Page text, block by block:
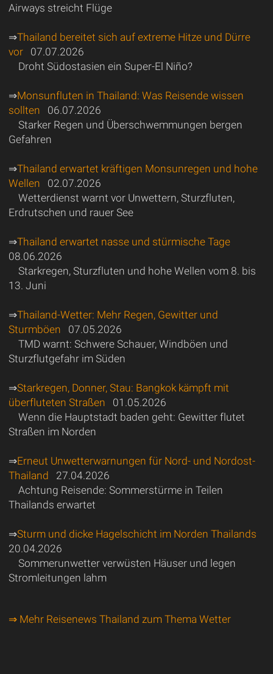
Airways streicht Flüge
⇒Thailand bereitet sich auf extreme Hitze und Dürre
vor07.07.2026
Droht Südostasien ein Super-El Niño?
⇒Monsunfluten in Thailand: Was Reisende wissen
sollten 06.07.2026
Starker Regen und Überschwemmungen bergen
Gefahren
⇒Thailand erwartet kräftigen Monsunregen und hohe
Wellen 02.07.2026
Wetterdienst warnt vor Unwettern, Sturzfluten,
Erdrutschen und rauer See
⇒Thailand erwartet nasse und stürmische Tage
08.06.2026
Starkregen, Sturzfluten und hohe Wellen vom 8. bis
13. Juni
⇒Thailand-Wetter: Mehr Regen, Gewitter und
Sturmböen 07.05.2026
TMD warnt: Schwere Schauer, Windböen und
Sturzflutgefahr im Süden
⇒Starkregen, Donner, Stau: Bangkok kämpft mit
überfluteten Straßen 01.05.2026
Wenn die Hauptstadt baden geht: Gewitter flutet
Straßen im Norden
⇒Erneut Unwetterwarnungen für Nord- und Nordost-
Thailand 27.04.2026
Achtung Reisende: Sommerstürme in Teilen
Thailands erwartet
⇒Sturm und dicke Hagelschicht im Norden Thailands
20.04.2026
Sommerunwetter verwüsten Häuser und legen
Stromleitungen lahm
⇒ Mehr Reisenews Thailand zum Thema Wetter